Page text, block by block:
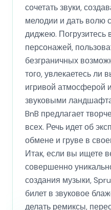
сочетать звуки,
мелодии и дать волю
диджею. Погрузитесь
персонажей,
безграничных
того, увлекаетесь ли
игривой атмосферой
звуковыми
BnB предлагает
всех. Речь идет об
обмене и груве в
Итак, если вы ищете
совершенно
создания музыки,
билет в звуковое
делать ремиксы,